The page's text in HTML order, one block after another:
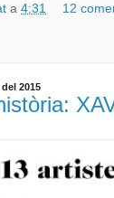
a 4:31 12
2015